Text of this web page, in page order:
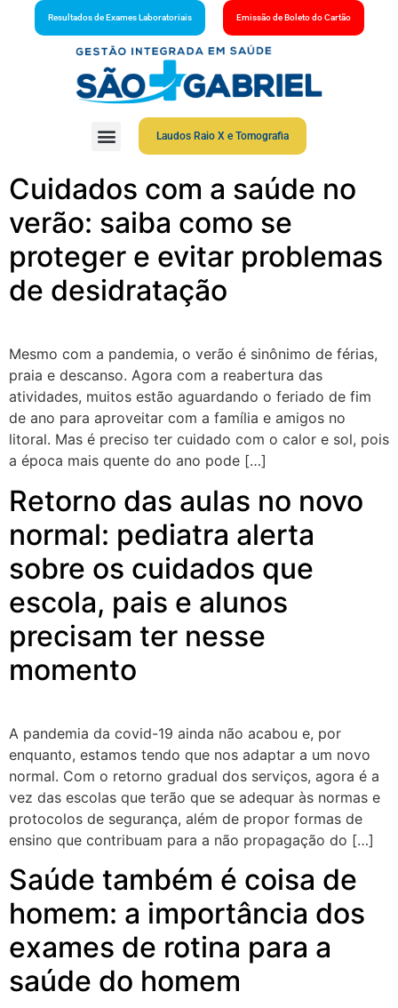
Resultados de Exames Laboratoriais Emissão de Boleto do Cartão
Laudos Raio X e Tomografia
Cuidados com a saúde no
verão: saiba como se
proteger e evitar problemas
de desidratação
Mesmo com a pandemia, o verão é sinônimo de férias,
praia e descanso. Agora com a reabertura das
atividades, muitos estão aguardando o feriado de fim
de ano para aproveitar com a família e amigos no
litoral. Mas é preciso ter cuidado com o calor e sol, pois
a época mais quente do ano pode […]
Retorno das aulas no novo
normal: pediatra alerta
sobre os cuidados que
escola, pais e alunos
precisam ter nesse
momento
A pandemia da covid-19 ainda não acabou e, por
enquanto, estamos tendo que nos adaptar a um novo
normal. Com o retorno gradual dos serviços, agora é a
vez das escolas que terão que se adequar às normas e
protocolos de segurança, além de propor formas de
ensino que contribuam para a não propagação do […]
Saúde também é coisa de
homem: a importância dos
exames de rotina para a
saúde do homem